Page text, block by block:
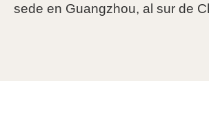
sede en Guangzhou, al sur de